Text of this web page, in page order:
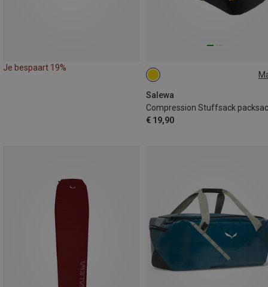
Je bespaart 19%
Salewa
€ 19,90
ONE SIZE